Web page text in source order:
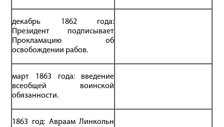
декабрь 1862 года:
Президент подписывает
Прокламацию об
освобождении рабов.
март 1863 года: введение
всеобщей воинской
обязанности.
1863 год: Авраам Линкольн